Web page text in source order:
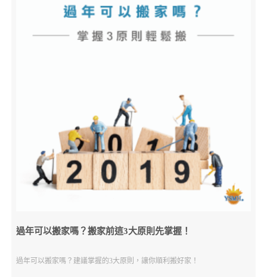
過年可以搬家嗎？搬家前這3大原則先掌握！
過年可以搬家嗎？建議掌握的3大原則，讓你順利搬好家！